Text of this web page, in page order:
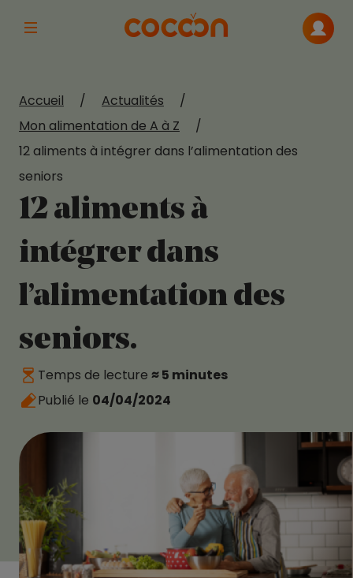
Afficher la navigation principale
Me
Accueil / Actualités
/
Mon alimentation de A à Z
/
12 aliments à intégrer dans l’alimentation des
seniors
12 aliments à
intégrer dans
l’alimentation des
seniors.
Temps de lecture ≈ 5 minutes
Publié le 04/04/2024